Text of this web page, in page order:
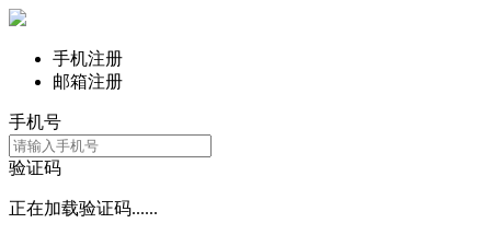
手机注册
邮箱注册
手机号
验证码
正在加载验证码......